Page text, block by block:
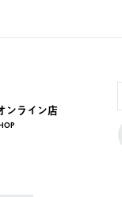
ンライン店